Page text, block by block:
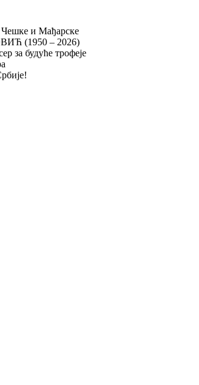
Чешке и Мађарске
(1950 – 2026)
за будуће трофеје